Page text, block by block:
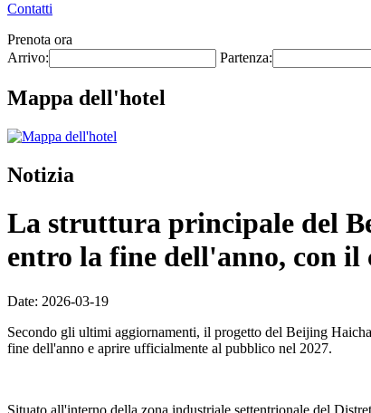
Contatti
Prenota ora
Arrivo:
Partenza:
Mappa dell'hotel
Notizia
La struttura principale del
entro la fine dell'anno, con
Date: 2026-03-19
Secondo gli ultimi aggiornamenti, il progetto del Beijing
fine dell'anno e aprire ufficialmente al pubblico nel 2027.
Situato all'interno della zona industriale settentrionale del